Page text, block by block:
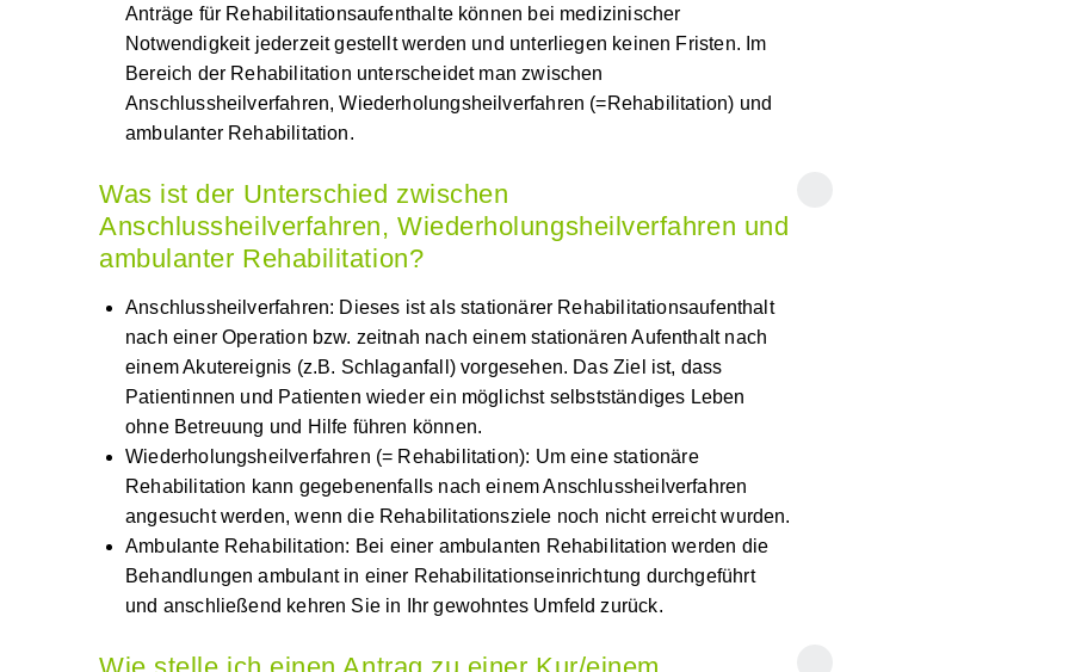
und Hilfe führen können. Anträge für Rehabilitationsaufenthalte können bei
medizinischer Notwendigkeit jederzeit gestellt werden und unterliegen
keinen Fristen. Im Bereich der Rehabilitation unterscheidet man zwischen
Anschlussheilverfahren, Wiederholungsheilverfahren (=Rehabilitation) und
ambulanter Rehabilitation.
Was ist der Unterschied zwischen
Anschlussheilverfahren, Wiederholungsheilverfahren
und ambulanter Rehabilitation?
Anschlussheilverfahren : Dieses ist als stationärer
Rehabilitationsaufenthalt nach einer Operation bzw. zeitnah nach einem
stationären Aufenthalt nach einem Akutereignis (z.B. Schlaganfall)
vorgesehen. Das Ziel ist, dass Patientinnen und Patienten wieder ein
möglichst selbstständiges Leben ohne Betreuung und Hilfe führen können.
Wiederholungsheilverfahren (= Rehabilitation): Um eine stationäre
Rehabilitation kann gegebenenfalls nach einem Anschlussheilverfahren
angesucht werden, wenn die Rehabilitationsziele noch nicht erreicht
wurden.
Ambulante Rehabilitation : Bei einer ambulanten Rehabilitation werden die
Behandlungen ambulant in einer Rehabilitationseinrichtung durchgeführt